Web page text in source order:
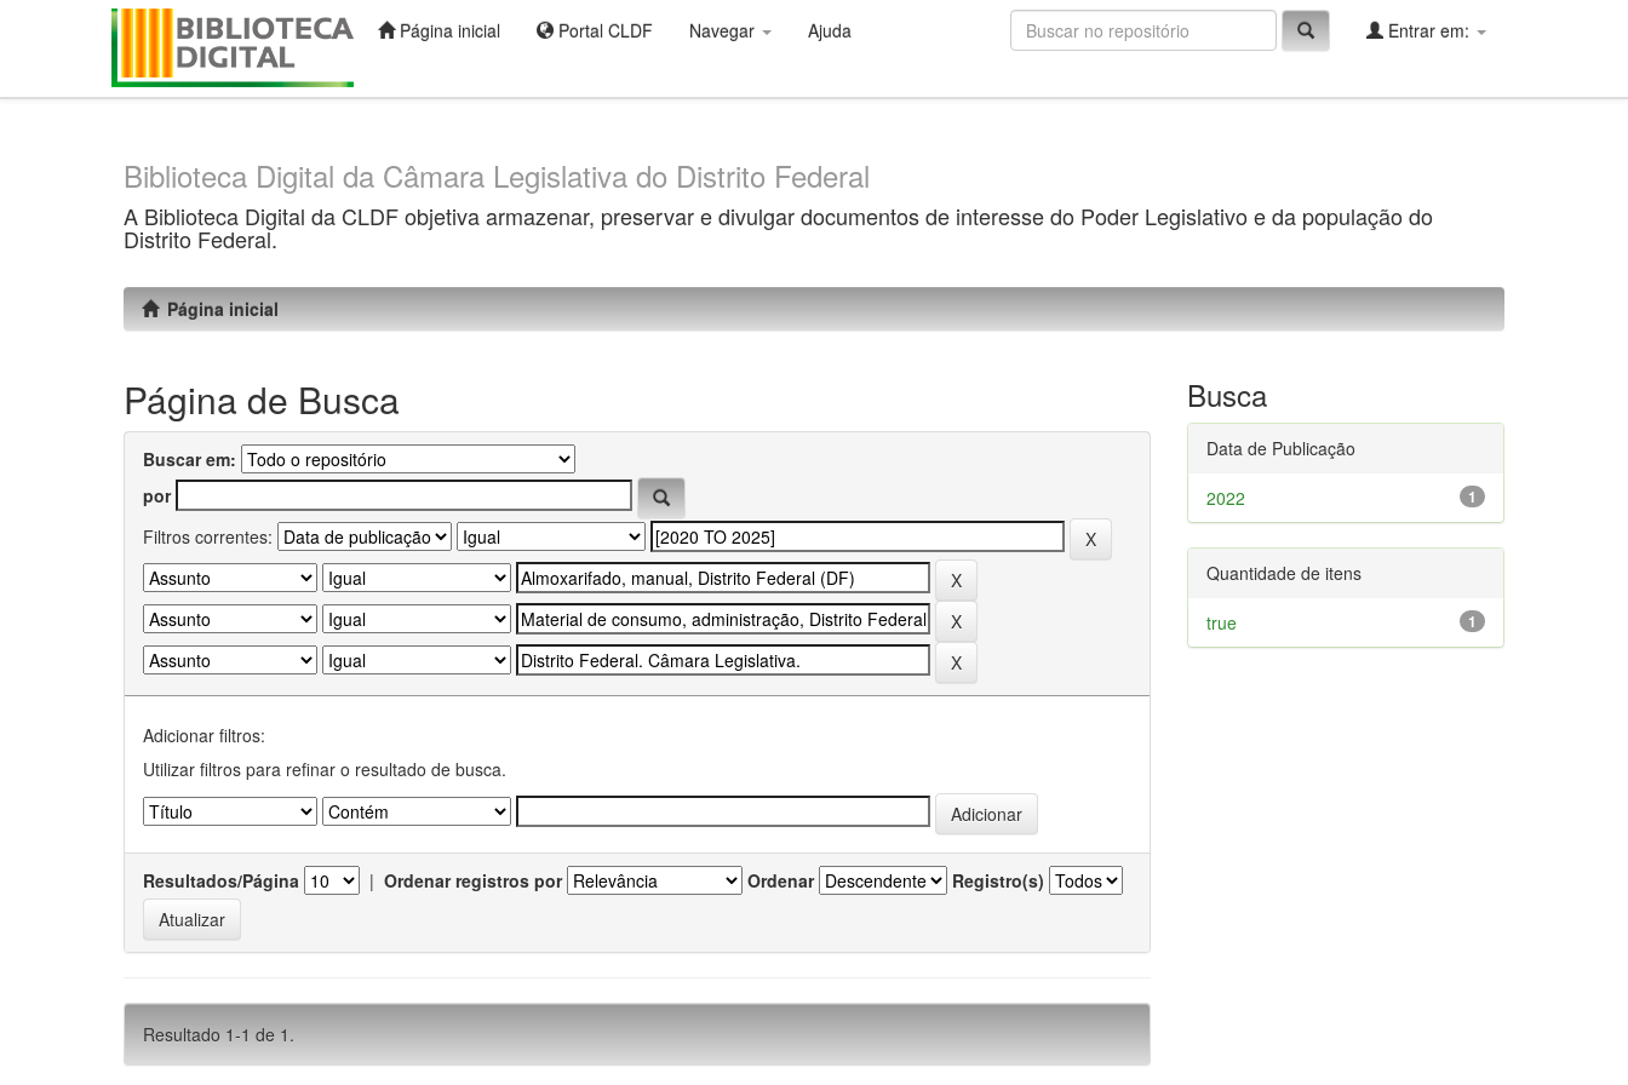
Página inicial Portal CLDF Navegar Ajuda Entrar em:
Biblioteca Digital da Câmara Legislativa do Distrito Federal
A Biblioteca Digital da CLDF objetiva armazenar, preservar e divulgar documentos de interesse do Poder Legislativo e da população do
Distrito Federal.
Página inicial
Página de Busca
Buscar em:
por
Filtros correntes:
Adicionar filtros:
Utilizar filtros para refinar o resultado de busca.
Resultados/Página | Ordenar registros por Ordenar Registro(s)
Resultado 1-1 de 1.
Busca
Data de Publicação
1
2022
Quantidade de itens
1
true